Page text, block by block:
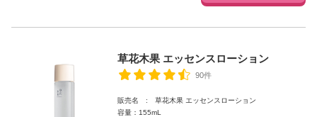
草花木果 エッセンスローション
90件
販売名 : 草花木果 エッセンスローション
容量：155mL